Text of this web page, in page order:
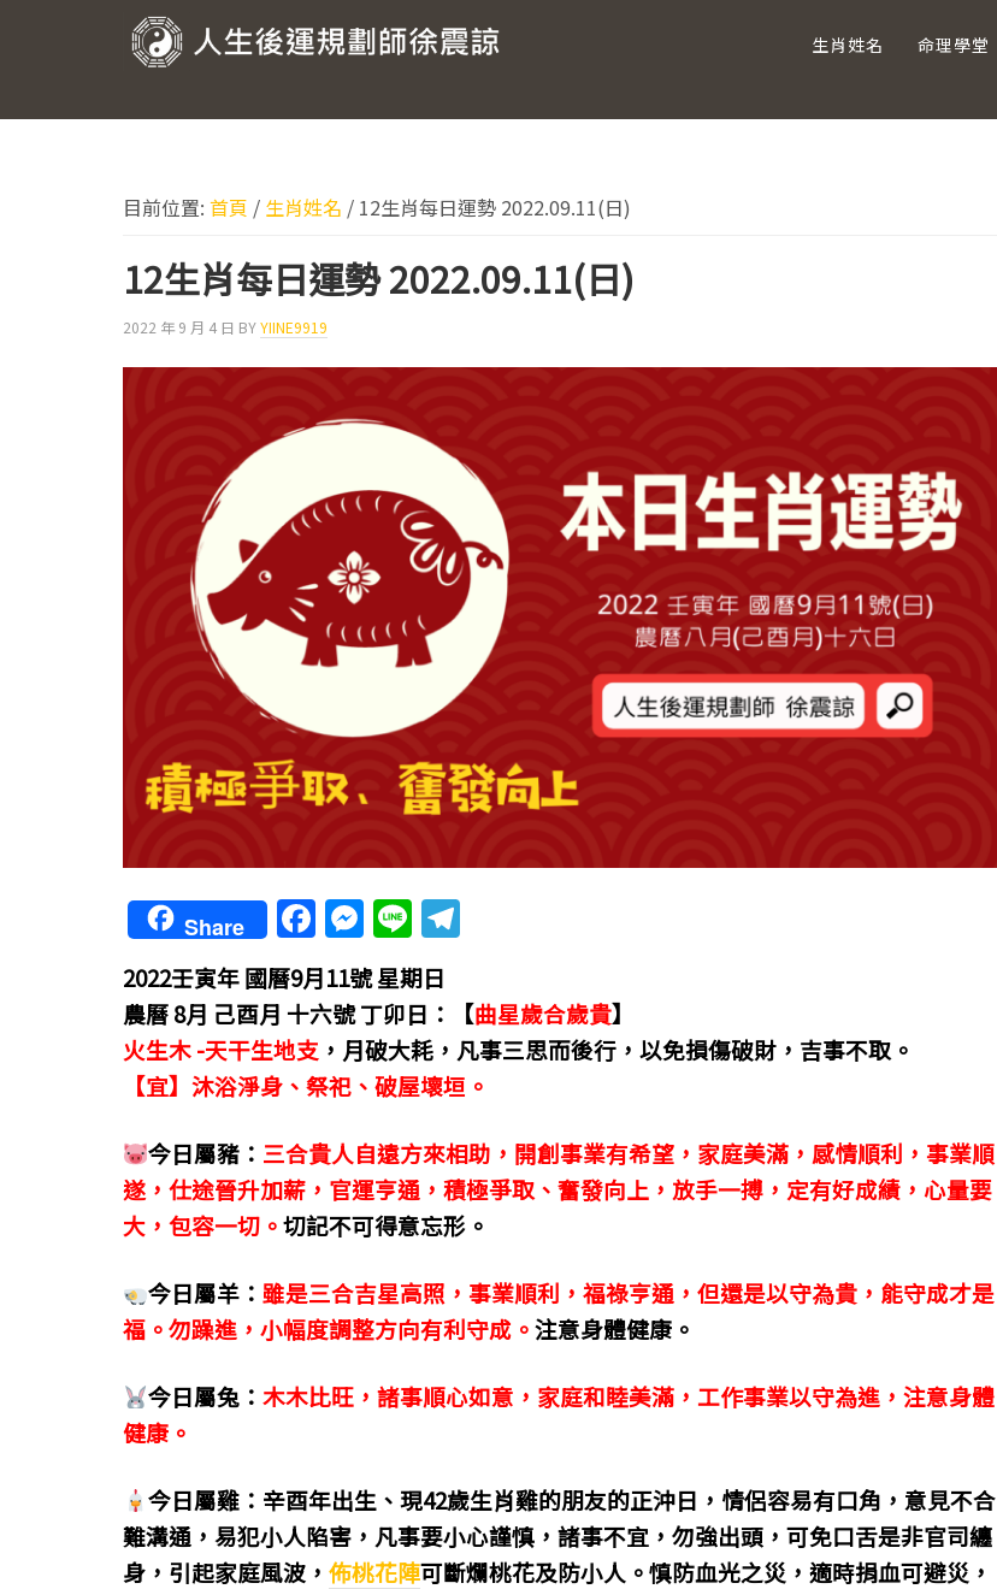
生
運
劃
師
徐
生肖姓名 命理學堂
目前位置: 首頁 / 生肖姓名 / 12生肖每日運勢 2022.09.11(日)
12生肖每日運勢 2022.09.11(日)
2022 年 9 月 4 日 BYYIINE9919
Share F
a
c
e
b
o
o
k
M
e
ss
e
n
g
er
Li
n
e e
gr
a
m
2022壬寅年國曆9月11號 星期日
農曆 8月 己酉月 十六號 丁卯日：【曲星歲合歲貴】
火生木 -天干生地支 ， 月破大耗，凡事三思而後行，以免損傷破財，吉事不取。
【宜】沐浴淨身、祭祀、破屋壞垣。
今日屬豬： 三合貴人自遠方來相助，開創事業有希望，家庭美滿，感情順利，事業順
遂，仕途晉升加薪，官運亨通，積極爭取、奮發向上，放手一搏，定有好成績，心量要
大，包容一切。切記不可得意忘形。
今日屬羊：雖是三合吉星高照，事業順利，福祿亨通，但還是以守為貴，能守成才是
福。勿躁進，小幅度調整方向有利守成。注意身體健康。
今日屬兔：木木比旺，諸事順心如意，家庭和睦美滿，工作事業以守為進，注意身體
健康。
今日屬雞：辛酉年出生、現42歲生肖雞的朋友的正沖日，情侶容易有口角，意見不合
難溝通，易犯小人陷害，凡事要小心謹慎，諸事不宜，勿強出頭，可免口舌是非官司纏
身，引起家庭風波， 佈桃花陣可斷爛桃花及防小人。慎防血光之災，適時捐血可避災，